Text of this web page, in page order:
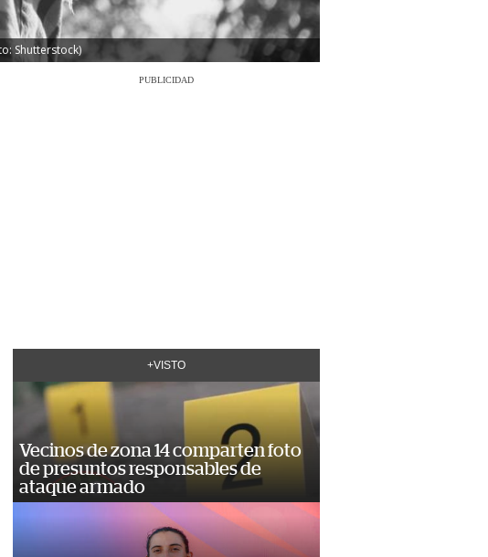
Shutterstock)
PUBLICIDAD
+VISTO
Vecinos de zona 14 comparten foto
de presuntos responsables de
ataque armado